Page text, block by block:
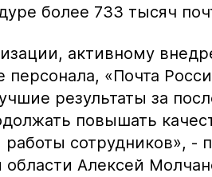
более 733 тысяч
активному
персонала, «Почта
результаты за
повышать
работы сотрудников», -
Алексей